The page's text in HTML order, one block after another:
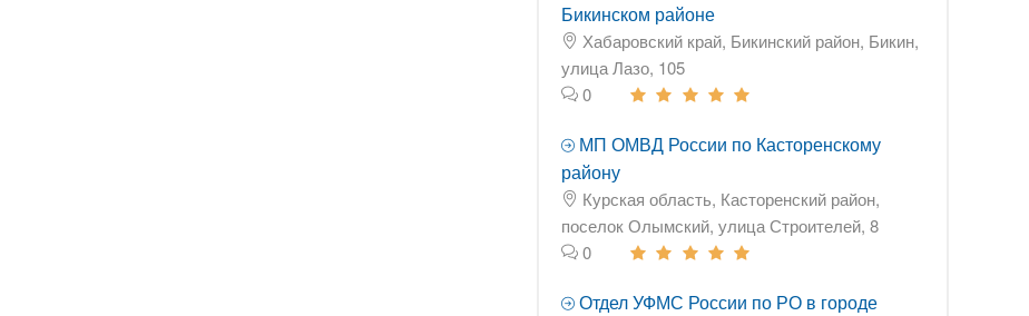
Бикинском районе
Хабаровский край, Бикинский район, Бикин,
улица Лазо, 105
0
МП ОМВД России по Касторенскому
району
Курская область, Касторенский район,
поселок Олымский, улица Строителей, 8
0
Отдел УФМС России по РО в городе